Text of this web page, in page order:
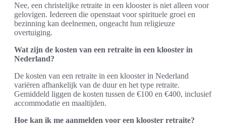
Nee, een christelijke retraite in een klooster is niet alleen voor
gelovigen. Iedereen die openstaat voor spirituele groei en
bezinning kan deelnemen, ongeacht hun religieuze
overtuiging.
Wat zijn de kosten van een retraite in een klooster in
Nederland?
De kosten van een retraite in een klooster in Nederland
variëren afhankelijk van de duur en het type retraite.
Gemiddeld liggen de kosten tussen de €100 en €400, inclusief
accommodatie en maaltijden.
Hoe kan ik me aanmelden voor een klooster retraite?